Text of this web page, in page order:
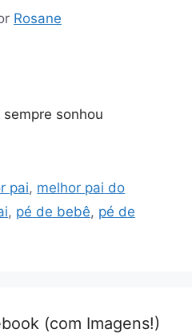
Rosane
sonhou
pai, melhor pai do
, pé de bebê, pé de
(com Imagens!)